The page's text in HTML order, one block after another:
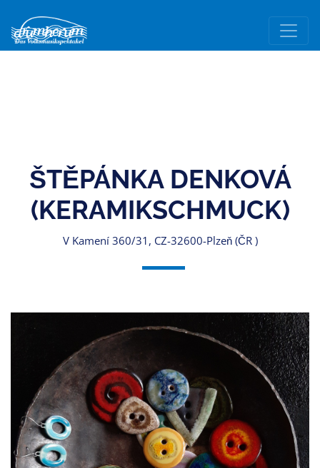
ŠTĚPÁNKA DENKOVÁ
(KERAMIKSCHMUCK)
V Kamení 360/31, CZ-32600-Plzeň (ČR )